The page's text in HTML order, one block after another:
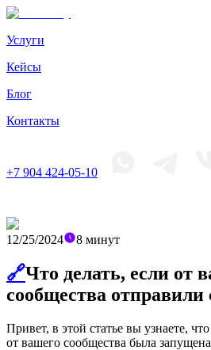
Услуги
Кейсы
Блог
Контакты
+7 904 424-05-10
12/25/2024 8 минут
🔗Что делать, если от
сообщества
Привет, в этой статье вы узнаете,
от вашего сообщества была